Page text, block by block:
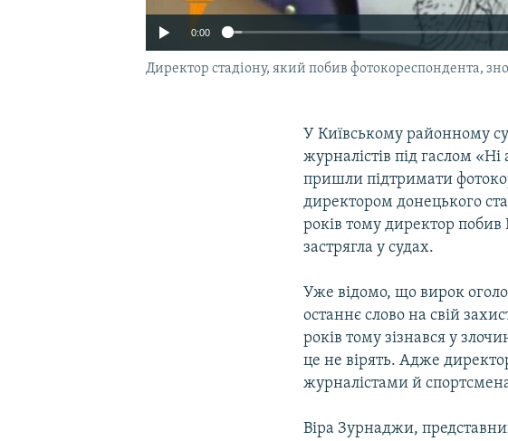
0:00
Директор стадіону, який побив фотокореспондента,
У Київському районному
журналістів під гаслом
пришли підтримати
директором донецького
років тому директор
застрягла у судах.
Уже відомо, що вирок
останнє слово на свій
років тому зізнався у
це не вірять. Адже
журналістами й
Віра Зурнаджи,